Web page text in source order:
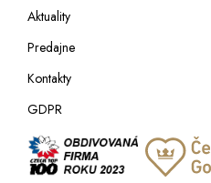
Aktuality
Predajne
Kontakty
GDPR